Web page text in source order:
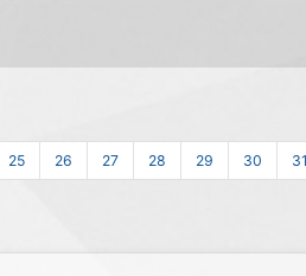
25 26 27 28 29 30 31